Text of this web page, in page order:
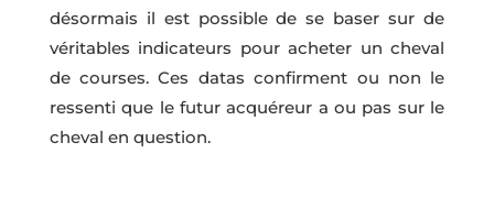
désormais il est possible de se baser sur de
véritables indicateurs pour acheter un cheval
de courses. Ces datas confirment ou non le
ressenti que le futur acquéreur a ou pas sur le
cheval en question.